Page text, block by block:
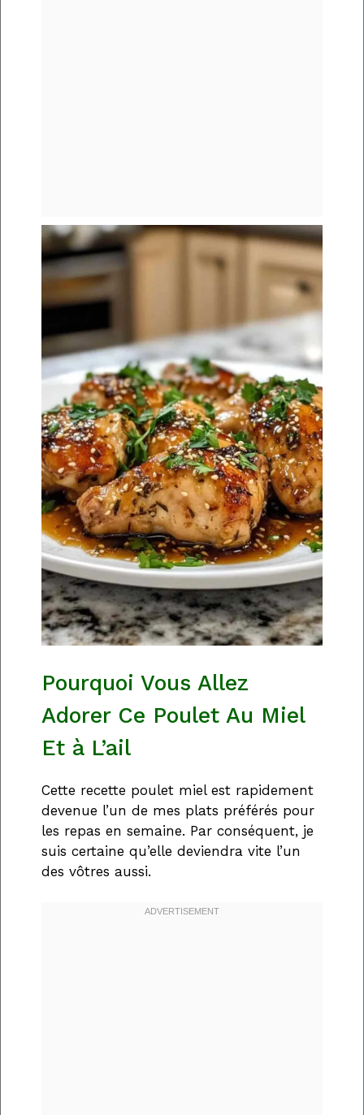
Pourquoi Vous Allez
Adorer Ce Poulet Au Miel
Et à L’ail
Cette recette poulet miel est rapidement
devenue l’un de mes plats préférés pour
les repas en semaine. Par conséquent, je
suis certaine qu’elle deviendra vite l’un
des vôtres aussi.